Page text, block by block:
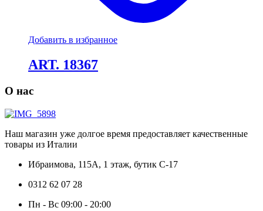
Добавить в избранное
ART. 18367
О нас
Наш магазин уже долгое время предоставляет качественные
товары из Италии
Ибраимова, 115А, 1 этаж, бутик C-17
0312 62 07 28
Пн - Вс 09:00 - 20:00